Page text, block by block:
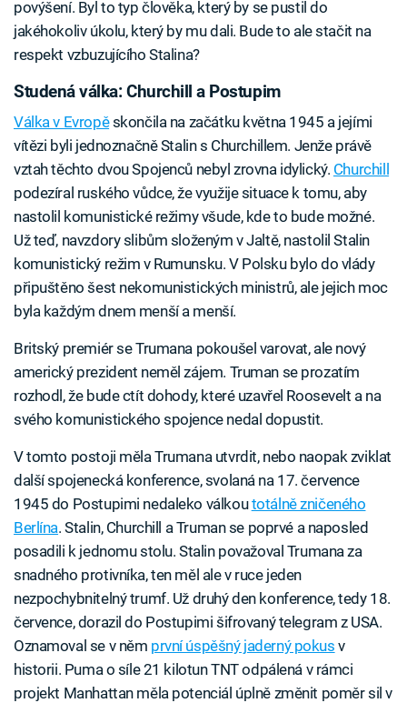
povýšení. Byl to typ člověka, který by se pustil do
jakéhokoliv úkolu, který by mu dali. Bude to ale stačit na
respekt vzbuzujícího Stalina?
Studená válka: Churchill a Postupim
Válka v Evropěskončila na začátku května 1945 a jejími
vítězi byli jednoznačně Stalin s Churchillem. Jenže právě
vztah těchto dvou Spojenců nebyl zrovna idylický. Churchill
podezíral ruského vůdce, že využije situace k tomu, aby
nastolil komunistické režimy všude, kde to bude možné.
Už teď, navzdory slibům složeným v Jaltě, nastolil Stalin
komunistický režim v Rumunsku. V Polsku bylo do vlády
připuštěno šest nekomunistických ministrů, ale jejich moc
byla každým dnem menší a menší.
Britský premiér se Trumana pokoušel varovat, ale nový
americký prezident neměl zájem. Truman se prozatím
rozhodl, že bude ctít dohody, které uzavřel Roosevelt a na
svého komunistického spojence nedal dopustit.
V tomto postoji měla Trumana utvrdit, nebo naopak zviklat
další spojenecká konference, svolaná na 17. července
1945 do Postupimi nedaleko válkoutotálně zničeného
Berlína. Stalin, Churchill a Truman se poprvé a naposled
posadili k jednomu stolu. Stalin považoval Trumana za
snadného protivníka, ten měl ale v ruce jeden
nezpochybnitelný trumf. Už druhý den konference, tedy 18.
července, dorazil do Postupimi šifrovaný telegram z USA.
Oznamoval se v něm první úspěšný jaderný pokus v
historii. Puma o síle 21 kilotun TNT odpálená v rámci
projekt Manhattan měla potenciál úplně změnit poměr sil v